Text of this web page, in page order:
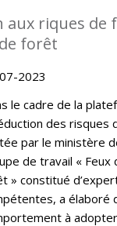
aux riques de
forêt
2023
le cadre de la
des risques
par le ministère
de travail «
» constitué
a élaboré
à